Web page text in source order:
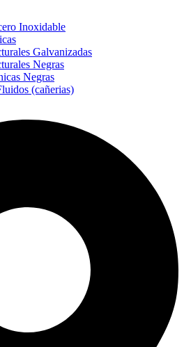
Inoxidable
Galvanizadas
Negras
Negras
(cañerias)